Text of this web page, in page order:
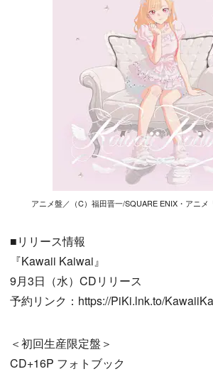
アニメ盤／（C）福田晋一/SQUARE ENIX・アニメ
■リリース情報
『Kawaii Kaiwai』
9月3日（水）CDリリース
予約リンク：https://PiKi.lnk.to/
＜初回生産限定盤＞
CD+16P フォトブック